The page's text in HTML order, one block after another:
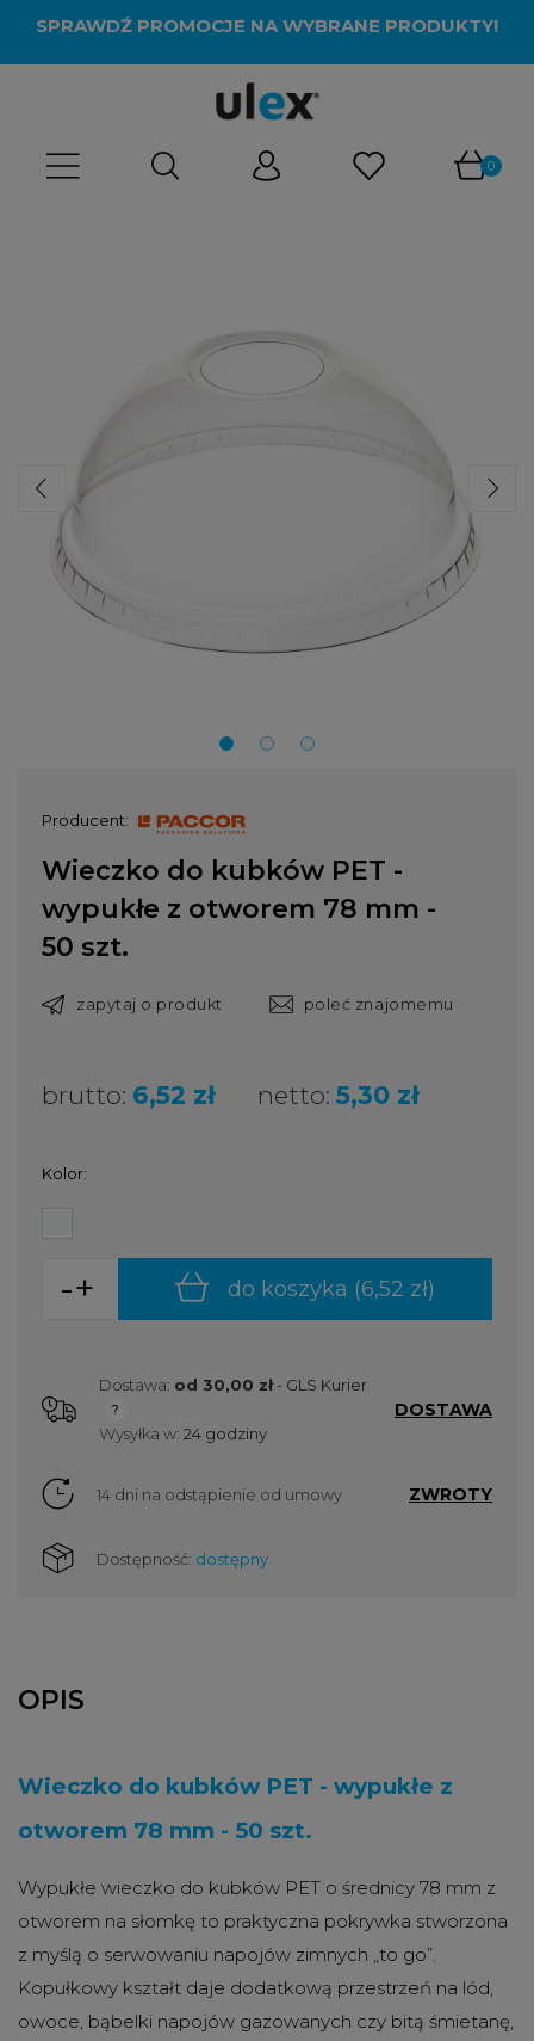
SPRAWDŹ PROMOCJE NA WYBRANE PRODUKTY!
Producent:
Wieczko do kubków PET -
wypukłe z otworem 78 mm -
50 szt.
zapytaj o produkt poleć znajomemu
brutto: 6,52 zł netto: 5,30 zł
Kolor:
+
- do koszyka (6,52 zł)
Dostawa: od 30,00 zł - GLS Kurier
Cena nie zawiera ewentualnych kosztów płatności
Wysyłka w: 24 godziny
DOSTAWA
14 dni na odstąpienie od umowy ZWROTY
Dostępność: dostępny
OPIS
Wieczko do kubków PET - wypukłe z
otworem 78 mm - 50 szt.
Wypukłe wieczko do kubków PET o średnicy 78 mm z
otworem na słomkę to praktyczna pokrywka stworzona
z myślą o serwowaniu napojów zimnych „to go”.
Kopułkowy kształt daje dodatkową przestrzeń na lód,
owoce, bąbelki napojów gazowanych czy bitą śmietanę,